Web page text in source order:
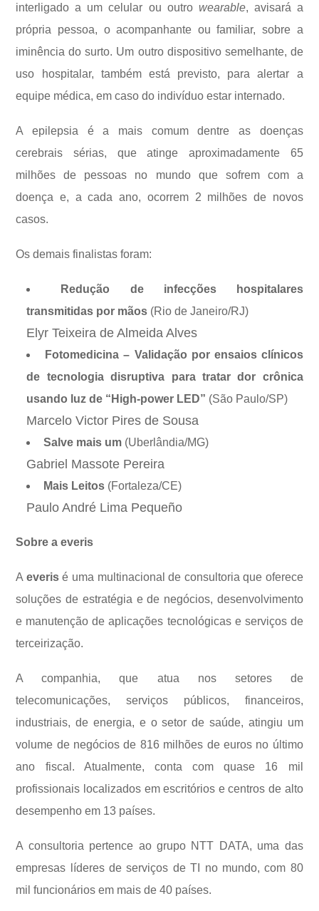
interligado a um celular ou outro wearable, avisará a
própria pessoa, o acompanhante ou familiar, sobre a
iminência do surto. Um outro dispositivo semelhante, de
uso hospitalar, também está previsto, para alertar a
equipe médica, em caso do indivíduo estar internado.
A epilepsia é a mais comum dentre as doenças
cerebrais sérias, que atinge aproximadamente 65
milhões de pessoas no mundo que sofrem com a
doença e, a cada ano, ocorrem 2 milhões de novos
casos.
Os demais finalistas foram:
Redução de infecções hospitalares
transmitidas por mãos (Rio de Janeiro/RJ)
Elyr Teixeira de Almeida Alves
Fotomedicina – Validação por ensaios clínicos
de tecnologia disruptiva para tratar dor crônica
usando luz de “High-power LED” (São Paulo/SP)
Marcelo Victor Pires de Sousa
Salve mais um (Uberlândia/MG)
Gabriel Massote Pereira
Mais Leitos (Fortaleza/CE)
Paulo André Lima Pequeño
Sobre a everis
A everisé uma multinacional de consultoria que oferece
soluções de estratégia e de negócios, desenvolvimento
e manutenção de aplicações tecnológicas e serviços de
terceirização.
A companhia, que atua nos setores de
telecomunicações, serviços públicos, financeiros,
industriais, de energia, e o setor de saúde, atingiu um
volume de negócios de 816 milhões de euros no último
ano fiscal. Atualmente, conta com quase 16 mil
profissionais localizados em escritórios e centros de alto
desempenho em 13 países.
A consultoria pertence ao grupo NTT DATA, uma das
empresas líderes de serviços de TI no mundo, com 80
mil funcionários em mais de 40 países.